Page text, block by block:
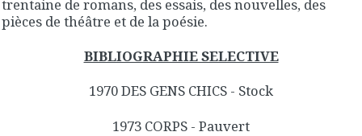
trentaine de romans, des essais, des nouvelles, des
pièces de théâtre et de la poésie.
BIBLIOGRAPHIE SELECTIVE
1970 DES GENS CHICS - Stock
1973 CORPS - Pauvert